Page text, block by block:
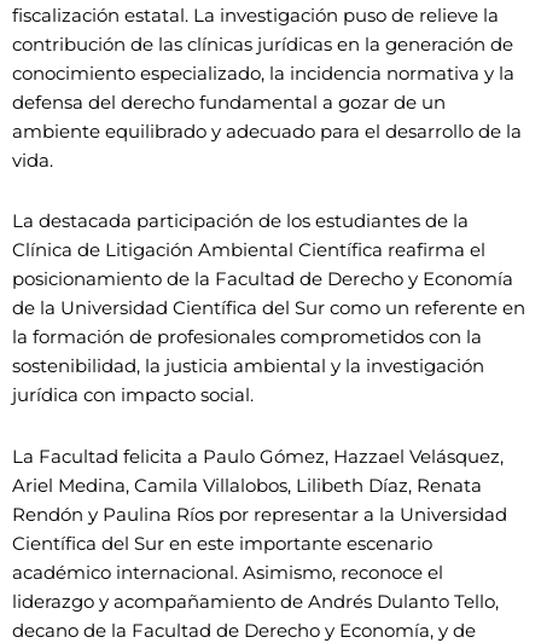
fiscalización estatal. La investigación puso de relieve la
contribución de las clínicas jurídicas en la generación de
conocimiento especializado, la incidencia normativa y la
defensa del derecho fundamental a gozar de un
ambiente equilibrado y adecuado para el desarrollo de la
vida.
La destacada participación de los estudiantes de la
Clínica de Litigación Ambiental Científica reafirma el
posicionamiento de la Facultad de Derecho y Economía
de la Universidad Científica del Sur como un referente en
la formación de profesionales comprometidos con la
sostenibilidad, la justicia ambiental y la investigación
jurídica con impacto social.
La Facultad felicita a Paulo Gómez, Hazzael Velásquez,
Ariel Medina, Camila Villalobos, Lilibeth Díaz, Renata
Rendón y Paulina Ríos por representar a la Universidad
Científica del Sur en este importante escenario
académico internacional. Asimismo, reconoce el
liderazgo y acompañamiento de Andrés Dulanto Tello,
decano de la Facultad de Derecho y Economía, y de